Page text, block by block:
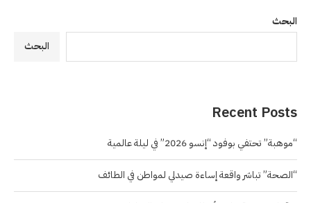
البحث
البحث
Recent Posts
“موهبة” تحتفي بوفود “إنسو 2026” في ليلة عالمية
“الصحة” تباشر واقعة إساءة صيدلي لمواطن في الطائف